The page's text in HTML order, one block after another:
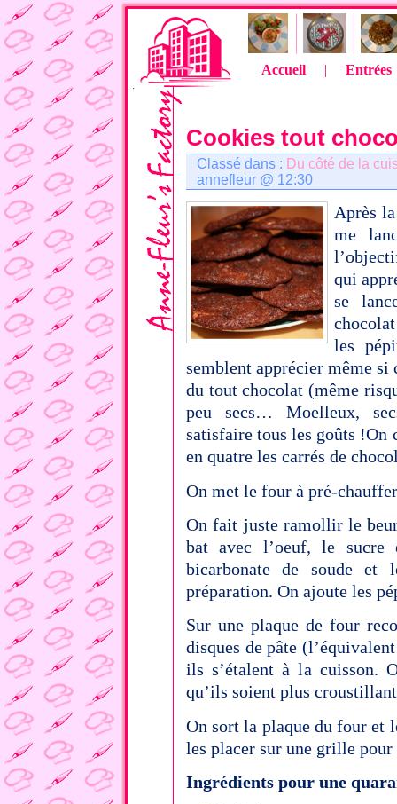
Accueil | Entrées
Cookies tout
Classé dans : Du côté de la
annefleur @ 12:30
Après
me
qui
se
les
semblent apprécier même si
du tout chocolat (même
peu secs… Moelleux,
satisfaire tous les goûts !On
en quatre les carrés de
On met le four à pré-
On fait juste ramollir le
bat avec l’oeuf, le
bicarbonate de soude
préparation. On ajoute les
Sur une plaque de four
disques de pâte
ils s’étalent à la cuisson.
qu’ils soient plus
On sort la plaque du four et
les placer sur une grille
Ingrédients pour une